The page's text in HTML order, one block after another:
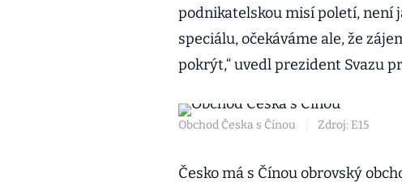
podnikatelskou misí poletí, není
speciálu, očekáváme ale, že
pokrýt,“ uvedl prezident Svazu
Obchod Česka s Čínou Zdroj: E15
Česko má s Čínou obrovský